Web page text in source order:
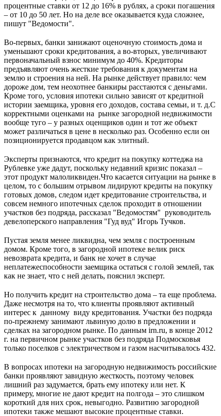
процентные ставки от 12 до 16% в рублях, а сроки погашения
– от 10 до 50 лет. Но на деле все оказывается куда сложнее,
пишут "Ведомости".
Во-первых, банки занижают оценочную стоимость дома и
уменьшают сроки кредитования, а во-вторых, увеличивают
первоначальный взнос минимум до 40%. Кредиторы
предъявляют очень жесткие требования к документам на
землю и строения на ней. На рынке действует правило: чем
дороже дом, тем неохотнее банкиры расстаются с деньгами.
Кроме того, условия ипотеки сильно зависят от кредитной
истории заемщика, уровня его доходов, состава семьи, и т. д.С
корректными оценками на рынке загородной недвижимости
вообще туго – у разных оценщиков один и тот же объект
может различаться в цене в несколько раз. Особенно если он
позиционируется продавцом как элитный.
Эксперты признаются, что кредит на покупку коттеджа на
Рублевке уже дадут, поскольку недавний кризис показал –
этот продукт малоликвиден.Что касается ситуации на рынке в
целом, то с большим отрывом лидируют кредиты на покупку
готовых домов, следом идет кредитование строительства, и
совсем немного ипотечных сделок проходит в отношении
участков без подряда, рассказал "Ведомостям" руководитель
девелоперского направления "Гуд вуд" Игорь Тучков.
Пустая земля менее ликвидна, чем земля с построенным
домом. Кроме того, в загородной ипотеке велик риск
невозврата кредита, и банк не хочет в случае
неплатежеспособности заемщика остаться с голой землей, так
как не знает, что с ней делать, пояснил эксперт.
Но получить кредит на строительство дома – та еще проблема.
Даже несмотря на то, что клиенты проявляют активный
интерес к данному виду кредитования. Участки без подряда
по-прежнему занимают львиную долю в предложении и
сделках на загородном рынке. По данным irn.ru, в конце 2012
г. на первичном рынке участков без подряда Подмосковья
только поселков с электричеством и газом насчитывалось 432.
В вопросах ипотеки на загородную недвижимость российские
банки проявляют завидную жесткость, поэтому человек
лишний раз задумается, брать ему ипотеку или нет. К
примеру, многие не дают кредит на полгода – это слишком
короткий для них срок, невыгодно. Развитию загородной
ипотеки также мешают высокие процентные ставки.